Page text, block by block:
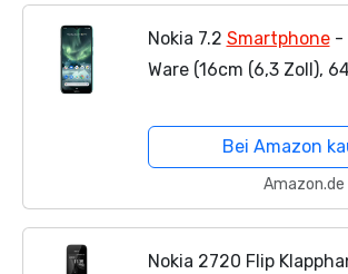
Nokia 7.2 Smartphone-
Ware (16cm (6,3 Zoll),
Green
Bei Amazon
Amazon.de
Nokia 2720 Flip